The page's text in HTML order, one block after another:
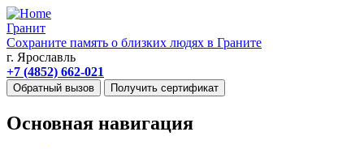
Гранит
Сохраните память о близких людях в Граните
г. Ярославль
+7 (4852) 662-021
Обратный вызов Получить сертификат
Основная навигация